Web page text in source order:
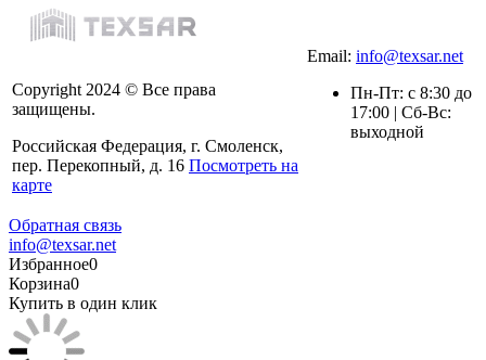
Copyright 2024 © Все права
защищены.
Российская Федерация, г. Смоленск,
пер. Перекопный, д. 16 Посмотреть на
карте
Email: info@texsar.net
Пн-Пт: с 8:30 до
17:00 | Сб-Вс:
выходной
Обратная связь
info@texsar.net
Избранное0
Корзина0
Купить в один клик